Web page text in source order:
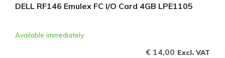
DELL RF146 Emulex FC I/O Card 4GB LPE1105
Available immediately
€ 14,00 Excl. VAT